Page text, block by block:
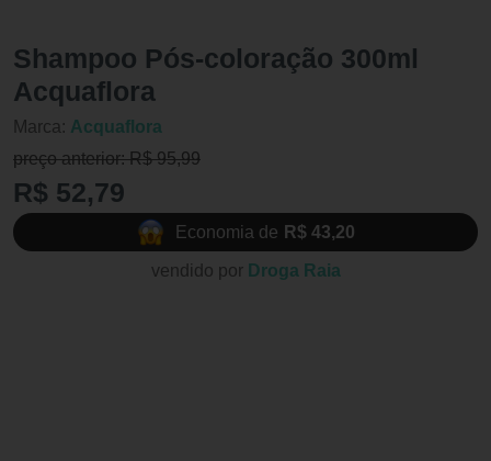
Shampoo Pós-coloração 300ml
Acquaflora
Marca: Acquaflora
preço anterior: R$ 95,99
R$ 52,79
Economia de R$ 43,20
vendido por Droga Raia